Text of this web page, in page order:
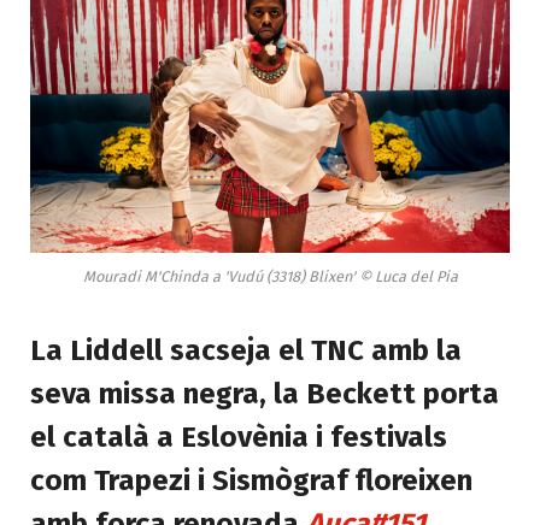
Mouradi M'Chinda a 'Vudú (3318) Blixen' © Luca del Pia
La Liddell sacseja el TNC amb la
seva missa negra, la Beckett porta
el català a Eslovènia i festivals
com Trapezi i Sismògraf floreixen